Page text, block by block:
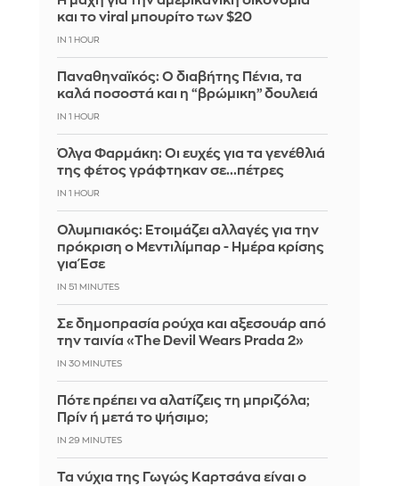
και το viral μπουρίτο των $20
IN 1 HOUR
Παναθηναϊκός: Ο διαβήτης Πένια, τα
καλά ποσοστά και η “βρώμικη” δουλειά
IN 1 HOUR
Όλγα Φαρμάκη: Οι ευχές για τα γενέθλιά
της φέτος γράφτηκαν σε...πέτρες
IN 1 HOUR
Ολυμπιακός: Ετοιμάζει αλλαγές για την
πρόκριση ο Μεντιλίμπαρ - Ημέρα κρίσης
για Έσε
IN 51 MINUTES
Σε δημοπρασία ρούχα και αξεσουάρ από
την ταινία «The Devil Wears Prada 2»
IN 30 MINUTES
Πότε πρέπει να αλατίζεις τη μπριζόλα;
Πρίν ή μετά το ψήσιμο;
IN 29 MINUTES
Τα νύχια της Γωγώς Καρτσάνα είναι ο